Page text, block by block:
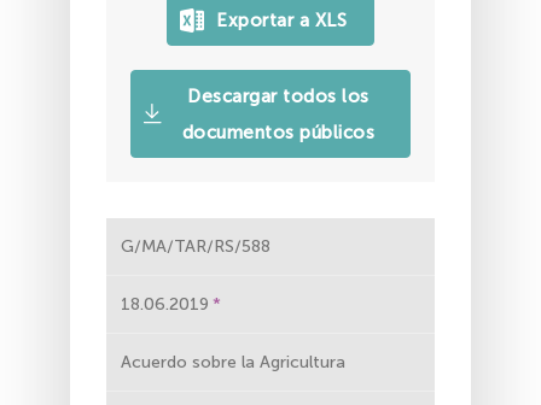
Descargar todos los
documentos públicos
G/MA/TAR/RS/588
18.06.2019
Acuerdo sobre la Agricultura